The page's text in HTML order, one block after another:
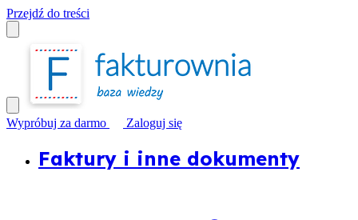
Przejdź do treści
Wypróbuj za darmo Zaloguj się
Faktury i inne dokumenty